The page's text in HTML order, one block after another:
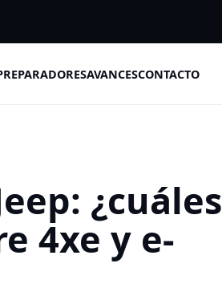
AVANCESCONTACTO
¿cuáles
4xe y e-